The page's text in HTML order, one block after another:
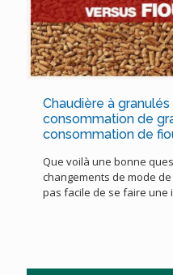
Chaudière à
consommation de
consommation de
Que voilà une bonne
changements de mode
pas facile de se faire une